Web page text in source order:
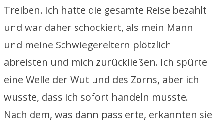
Treiben. Ich hatte die gesamte Reise bezahlt
und war daher schockiert, als mein Mann
und meine Schwiegereltern plötzlich
abreisten und mich zurückließen. Ich spürte
eine Welle der Wut und des Zorns, aber ich
wusste, dass ich sofort handeln musste.
Nach dem, was dann passierte, erkannten sie